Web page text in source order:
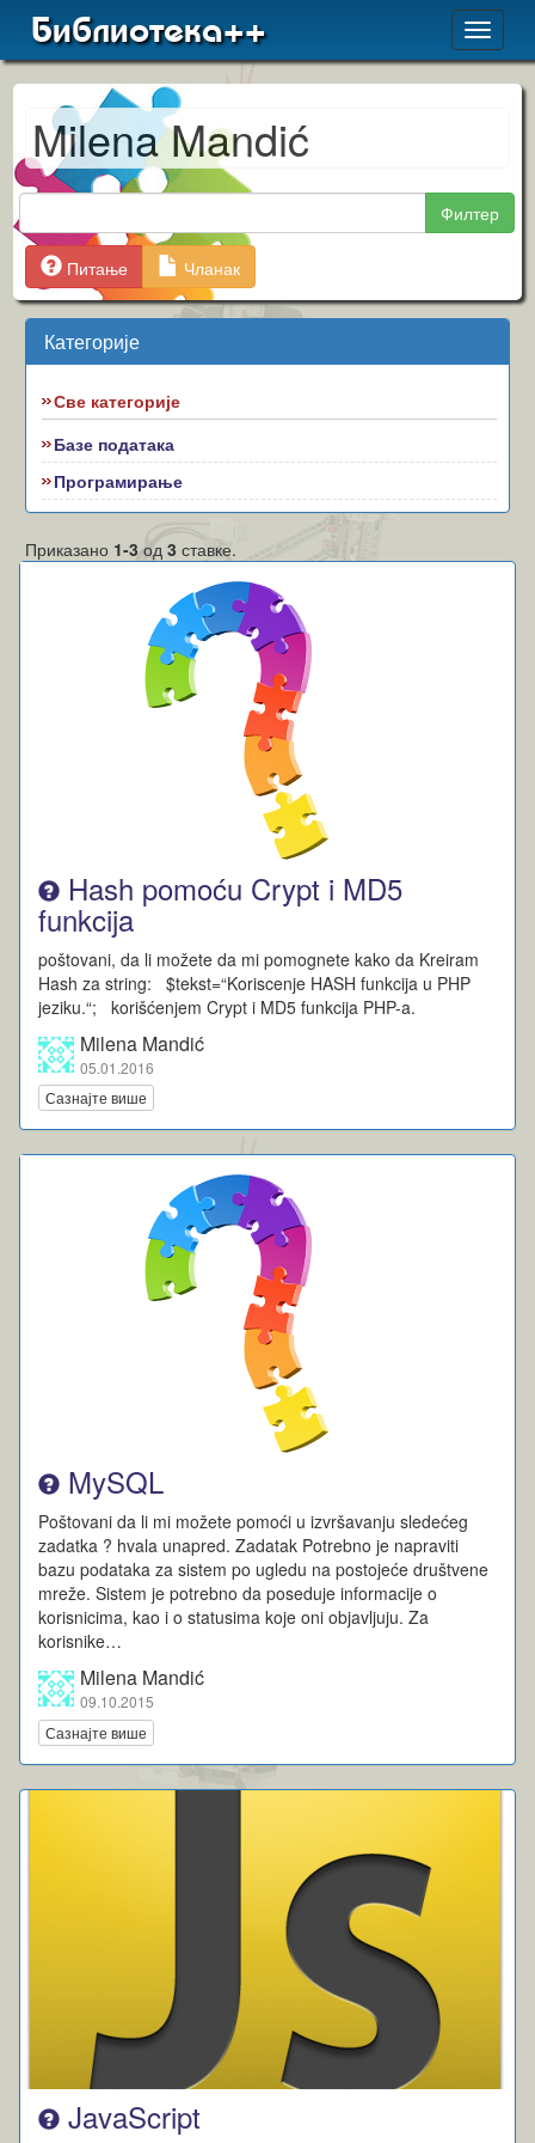
Toggle
Библиотека++
Milena Mandić
Филтер
Питање Чланак
Категорије
Све категорије
Базе података
Програмирање
Приказано 1-3 од3 ставке.
Hash pomoću Crypt i MD5
funkcija
poštovani, da li možete da mi pomognete kako da Kreiram
Hash za string: $tekst=“Koriscenje HASH funkcija u PHP
jeziku.“; korišćenjem Crypt i MD5 funkcija PHP-a.
Milena Mandić
05.01.2016
Сазнајте више
MySQL
Poštovani da li mi možete pomoći u izvršavanju sledećeg
zadatka ? hvala unapred. Zadatak Potrebno je napraviti
bazu podataka za sistem po ugledu na postojeće društvene
mreže. Sistem je potrebno da poseduje informacije o
korisnicima, kao i o statusima koje oni objavljuju. Za
korisnike…
Milena Mandić
09.10.2015
Сазнајте више
JavaScript